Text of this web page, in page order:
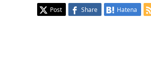
Post Share Hatena